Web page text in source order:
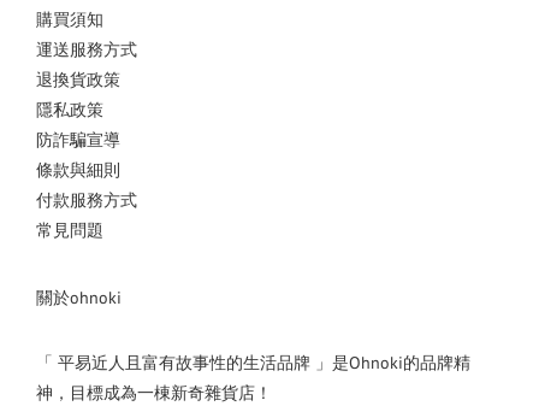
購買須知
運送服務方式
退換貨政策
隱私政策
防詐騙宣導
條款與細則
付款服務方式
常見問題
關於ohnoki
「 平易近人且富有故事性的生活品牌 」是Ohnoki的品牌精
神，目標成為一棟新奇雜貨店！